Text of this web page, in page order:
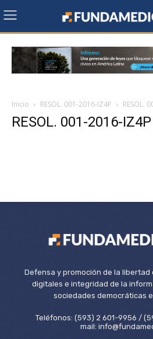
Inicio RESOL. 001-2016-IZ4P RESOL.
RESOL. 001-2016-IZ4P
Defensa y promoción de la
digitales e integridad de la
sociedades democráticas
Teléfonos: (593) 2 601-9956 /
mail: